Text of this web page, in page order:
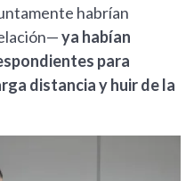
habrían
ya habían
para
distancia y huir de la